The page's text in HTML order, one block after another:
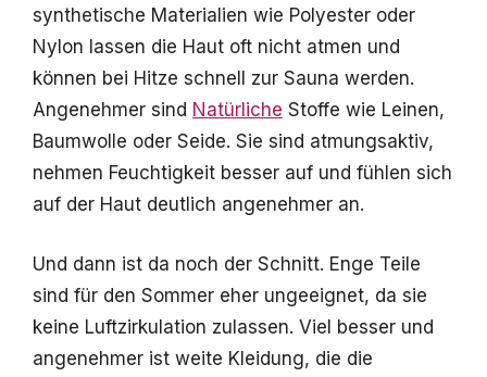
synthetische Materialien wie Polyester oder
Nylon lassen die Haut oft nicht atmen und
können bei Hitze schnell zur Sauna werden.
Angenehmer sind Natürliche Stoffe wie Leinen,
Baumwolle oder Seide. Sie sind atmungsaktiv,
nehmen Feuchtigkeit besser auf und fühlen sich
auf der Haut deutlich angenehmer an.
Und dann ist da noch der Schnitt. Enge Teile
sind für den Sommer eher ungeeignet, da sie
keine Luftzirkulation zulassen. Viel besser und
angenehmer ist weite Kleidung, die die